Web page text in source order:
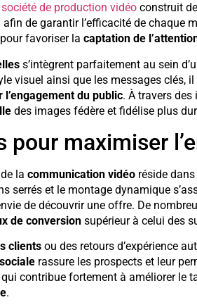
société de production vidéoconstruit
de garantir l’efficacité de chaque
favoriser la captation de
s’intègrent parfaitement au sein
visuel ainsi que les messages clés,
l’engagement du public. À travers
des images fédère et fidélise plus
pour maximiser
la communication vidéoréside dans
serrés et le montage dynamique
de découvrir une offre. De
de conversionsupérieur à celui des
clientsou des retours d’expérience
rassure les prospects et leur
contribue fortement à améliorer le
.